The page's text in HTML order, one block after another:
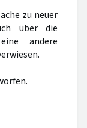
zu neuer
über die
andere